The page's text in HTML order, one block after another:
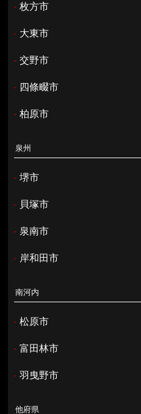
- 枚方市
- 大東市
- 交野市
- 四條畷市
- 柏原市
泉州
- 堺市
- 貝塚市
- 泉南市
- 岸和田市
南河内
- 松原市
- 富田林市
- 羽曳野市
他府県